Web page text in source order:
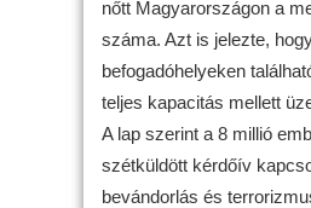
nőtt Magyarországon a
száma. Azt is jelezte,
befogadóhelyeken
teljes kapacitás mellett
A lap szerint a 8 millió
szétküldött kérdőív
bevándorlás és